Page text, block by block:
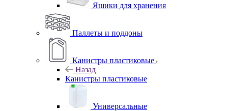
Ящики для хранения
Паллеты и поддоны
Канистры пластиковые
Назад
Канистры пластиковые
Универсальные